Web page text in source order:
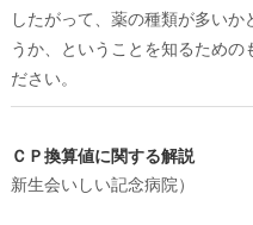
したがって、薬の種類が多い
うか、ということを知るための
ださい。
ＣＰ換算値に関
新生会いしい記念病院）